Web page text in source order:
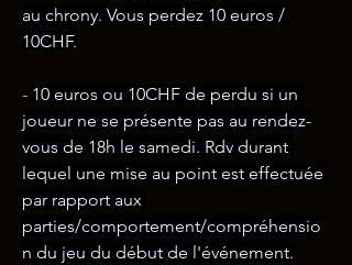
au chrony. Vous perdez 10 euros /
10CHF.
- 10 euros ou 10CHF de perdu si un
joueur ne se présente pas au rendez-
vous de 18h le samedi. Rdv durant
lequel une mise au point est effectuée
par rapport aux
parties/comportement/compréhensio
n du jeu du début de l'événement.